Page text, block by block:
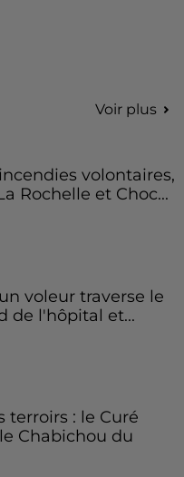
Voir plus
volontaires,
Rochelle et Choc...
voleur traverse le
de l'hôpital et...
terroirs : le Curé
Chabichou du